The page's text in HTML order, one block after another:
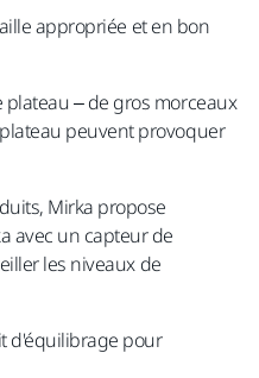
appropriée et en bon
– de gros morceaux
peuvent provoquer
Mirka propose
avec un capteur de
les niveaux de
d'équilibrage pour